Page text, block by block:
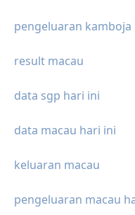
pengeluaran kamboja
result macau
data sgp hari ini
data macau hari ini
keluaran macau
pengeluaran macau